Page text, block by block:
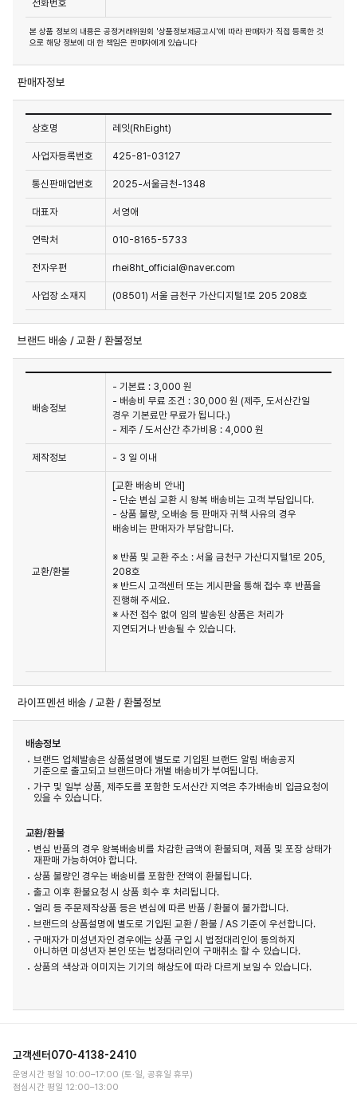
전화번호
본 상품 정보의 내용은 공정거래위원회 '상품정보제공고시'에 따라 판매자가 직접 등록한 것
으로 해당 정보에 대 한 책임은 판매자에게 있습니다
판매자정보
상호명 레잇(RhEight)
사업자등록번호 425-81-03127
통신판매업번호 2025-서울금천-1348
대표자 서영애
연락처 010-8165-5733
전자우편 rhei8ht_official@naver.com
사업장 소재지 (08501) 서울 금천구 가산디지털1로 205 208호
브랜드 배송 / 교환 / 환불정보
배송정보
- 기본료 : 3,000 원
- 배송비 무료 조건 : 30,000 원 (제주, 도서산간일
경우 기본료만 무료가 됩니다.)
- 제주 / 도서산간 추가비용 : 4,000 원
제작정보 - 3 일 이내
교환/환불
[교환 배송비 안내]
- 단순 변심 교환 시 왕복 배송비는 고객 부담입니다.
- 상품 불량, 오배송 등 판매자 귀책 사유의 경우
배송비는 판매자가 부담합니다.
※ 반품 및 교환 주소 : 서울 금천구 가산디지털1로 205,
208호
※ 반드시 고객센터 또는 게시판을 통해 접수 후 반품을
진행해 주세요.
※ 사전 접수 없이 임의 발송된 상품은 처리가
지연되거나 반송될 수 있습니다.
라이프멘션 배송 / 교환 / 환불정보
배송정보
브랜드 업체발송은 상품설명에 별도로 기입된 브랜드 알림 배송공지
기준으로 출고되고 브랜드마다 개별 배송비가 부여됩니다.
가구 및 일부 상품, 제주도를 포함한 도서산간 지역은 추가배송비 입금요청이
있을 수 있습니다.
교환/환불
변심 반품의 경우 왕복배송비를 차감한 금액이 환불되며, 제품 및 포장 상태가
재판매 가능하여야 합니다.
상품 불량인 경우는 배송비를 포함한 전액이 환불됩니다.
출고 이후 환불요청 시 상품 회수 후 처리됩니다.
얼리 등 주문제작상품 등은 변심에 따른 반품 / 환불이 불가합니다.
브랜드의 상품설명에 별도로 기입된 교환 / 환불 / AS 기준이 우선합니다.
구매자가 미성년자인 경우에는 상품 구입 시 법정대리인이 동의하지
아니하면 미성년자 본인 또는 법정대리인이 구매취소 할 수 있습니다.
상품의 색상과 이미지는 기기의 해상도에 따라 다르게 보일 수 있습니다.
고객센터 070-4138-2410
운영시간 평일 10:00–17:00 (토·일, 공휴일 휴무)
점심시간 평일 12:00–13:00